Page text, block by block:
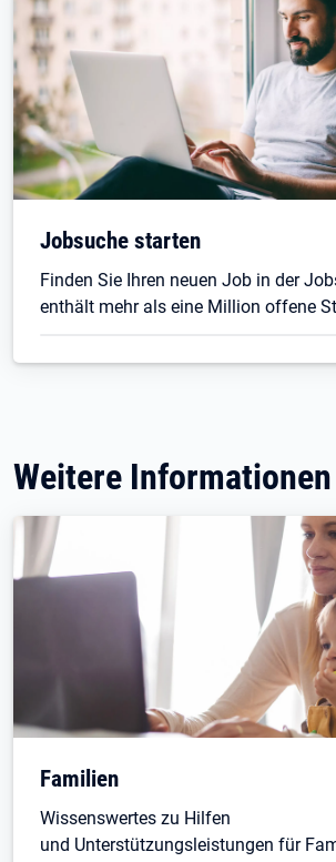
Jobsuche starten
Finden Sie Ihren neuen Job in der
enthält mehr als eine Million offene
Weitere Informationen
Familien
Wissenswertes zu Hilfen
und Unterstützungsleistungen für